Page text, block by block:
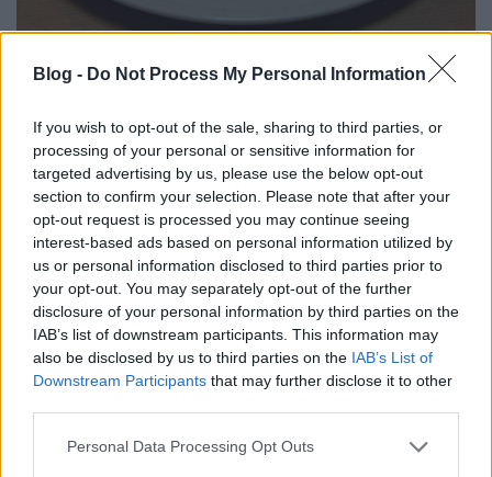
Blog - Do Not Process My Personal Information
If you wish to opt-out of the sale, sharing to third parties, or
processing of your personal or sensitive information for
targeted advertising by us, please use the below opt-out
section to confirm your selection. Please note that after your
opt-out request is processed you may continue seeing
interest-based ads based on personal information utilized by
us or personal information disclosed to third parties prior to
your opt-out. You may separately opt-out of the further
disclosure of your personal information by third parties on the
IAB’s list of downstream participants. This information may
also be disclosed by us to third parties on the IAB’s List of
Downstream Participants that may further disclose it to other
Please note that this website/app uses one or more Google
Personal Data Processing Opt Outs
Ismét francia ínyencvacsora Nánási
Lajos által vezérelve
lucullus• 2013. október 04.
Remek indiai vacsoránk után ismét egyik kedvenc
európai éttermünkbe vettük az irányt, ahol francia
ínyencvacsorát ültünk. Az Atakám étterem egyik
kedvenc törzshelyünkké nőtte már ki magát. Nánási
Lajos főztjét már sokan ismerjük, tudományával
azonban sosem nem tudunk betelni. Elmondása
alapján…
ÚJABB REMEK FRANCIA
BISZTRÓVACSORA AZ ATAKÁM-ban
•2013. március 02.